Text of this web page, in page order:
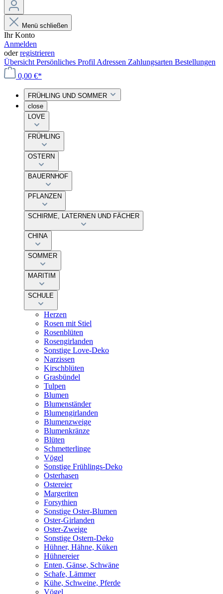
Menü schließen
Ihr Konto
Anmelden
oderregistrieren
Übersicht Persönliches Profil Adressen Zahlungsarten Bestellungen
0,00 €*
FRÜHLING UND SOMMER
close
LOVE
FRÜHLING
OSTERN
BAUERNHOF
PFLANZEN
SCHIRME, LATERNEN UND FÄCHER
CHINA
SOMMER
MARITIM
SCHULE
Herzen
Rosen mit Stiel
Rosenblüten
Rosengirlanden
Sonstige Love-Deko
Narzissen
Kirschblüten
Grasbündel
Tulpen
Blumen
Blumenständer
Blumengirlanden
Blumenzweige
Blumenkränze
Blüten
Schmetterlinge
Vögel
Sonstige Frühlings-Deko
Osterhasen
Ostereier
Margeriten
Forsythien
Sonstige Oster-Blumen
Oster-Girlanden
Oster-Zweige
Sonstige Ostern-Deko
Hühner, Hähne, Küken
Hühnereier
Enten, Gänse, Schwäne
Schafe, Lämmer
Kühe, Schweine, Pferde
Vögel